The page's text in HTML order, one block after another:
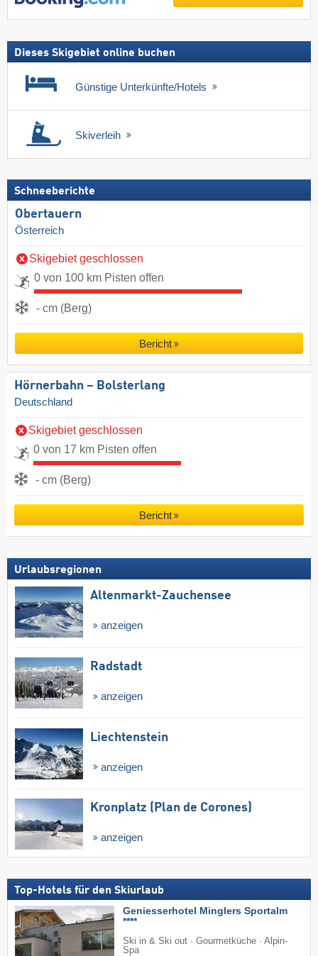
Dieses Skigebiet online buchen
Günstige Unterkünfte/Hotels
Skiverleih
Schneeberichte
Obertauern
Österreich
Skigebiet geschlossen
0 von 100 km Pisten offen
- cm (Berg)
Bericht
Hörnerbahn – Bolsterlang
Deutschland
Skigebiet geschlossen
0 von 17 km Pisten offen
- cm (Berg)
Bericht
Urlaubsregionen
Altenmarkt-Zauchensee
anzeigen
Radstadt
anzeigen
Liechtenstein
anzeigen
Kronplatz (Plan de Corones)
anzeigen
Top-Hotels für den Skiurlaub
Geniesserhotel Minglers Sportalm
****
Ski in & Ski out · Gourmetküche · Alpin-
Spa